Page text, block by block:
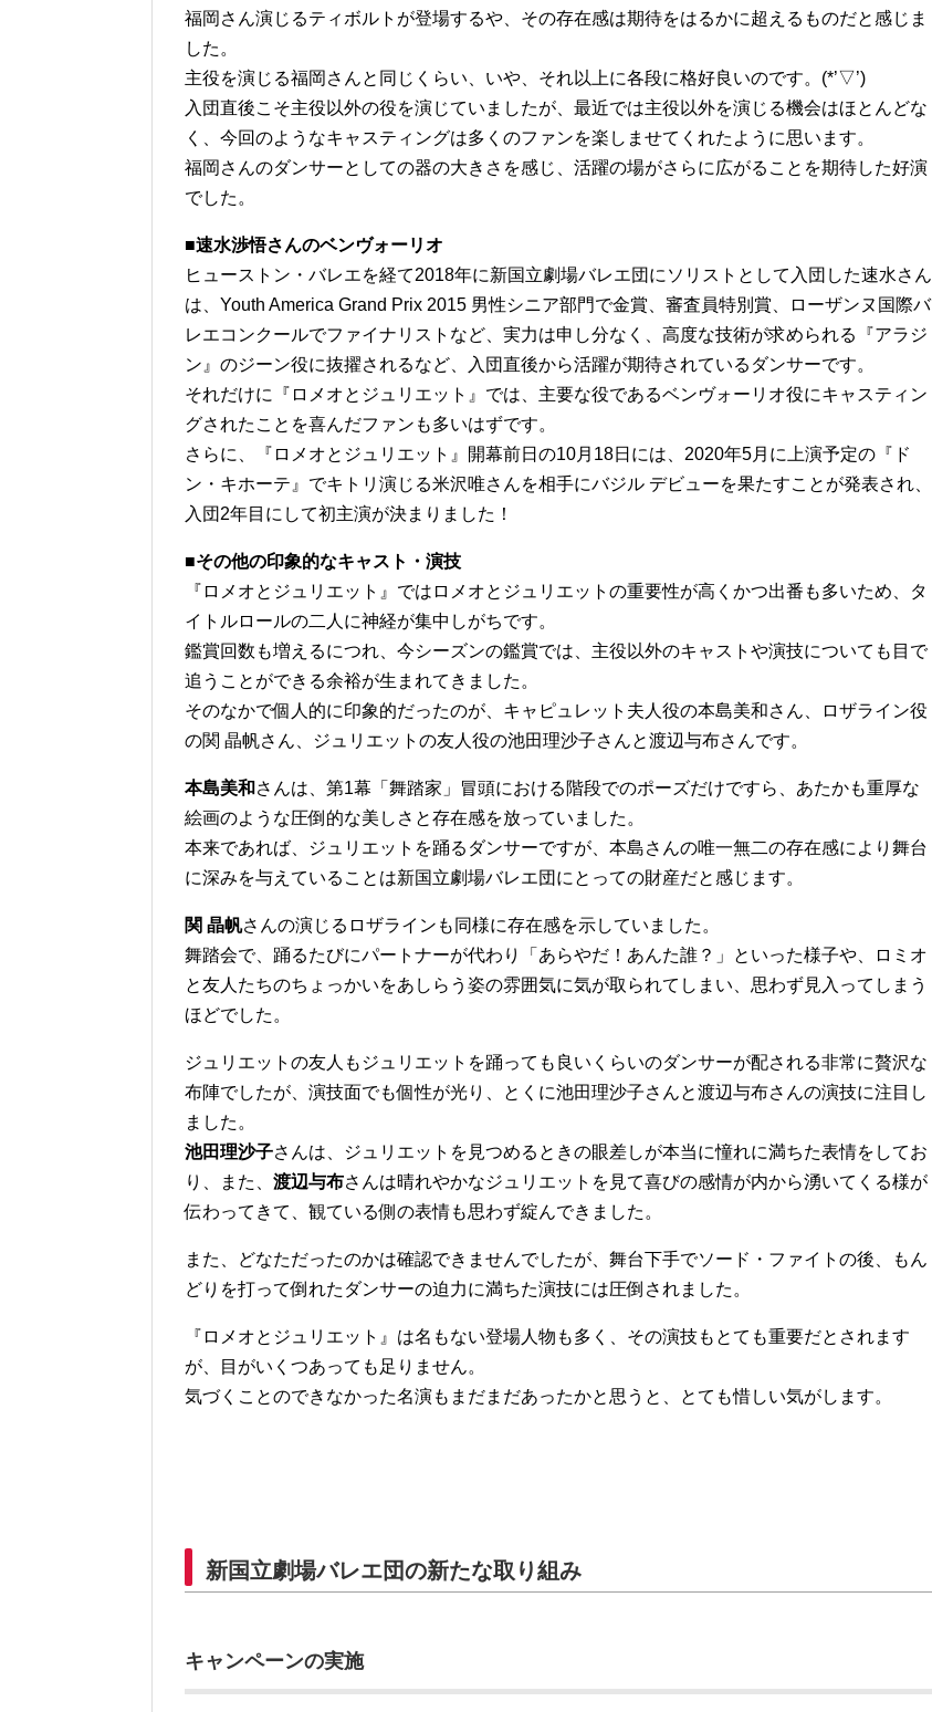
福岡さん演じるティボルトが登場するや、その存在感は期待をはるかに超えるものだと感じま
した。
主役を演じる福岡さんと同じくらい、いや、それ以上に各段に格好良いのです。(*’▽’)
入団直後こそ主役以外の役を演じていましたが、最近では主役以外を演じる機会はほとんどな
く、今回のようなキャスティングは多くのファンを楽しませてくれたように思います。
福岡さんのダンサーとしての器の大きさを感じ、活躍の場がさらに広がることを期待した好演
でした。
■速水渉悟さんのベンヴォーリオ
ヒューストン・バレエを経て2018年に新国立劇場バレエ団にソリストとして入団した速水さん
は、Youth America Grand Prix 2015 男性シニア部門で金賞、審査員特別賞、ローザンヌ国際バ
レエコンクールでファイナリストなど、実力は申し分なく、高度な技術が求められる『アラジ
ン』のジーン役に抜擢されるなど、入団直後から活躍が期待されているダンサーです。
それだけに『ロメオとジュリエット』では、主要な役であるベンヴォーリオ役にキャスティン
グされたことを喜んだファンも多いはずです。
さらに、『ロメオとジュリエット』開幕前日の10月18日には、2020年5月に上演予定の『ド
ン・キホーテ』でキトリ演じる米沢唯さんを相手にバジル デビューを果たすことが発表され、
入団2年目にして初主演が決まりました！
■その他の印象的なキャスト・演技
『ロメオとジュリエット』ではロメオとジュリエットの重要性が高くかつ出番も多いため、タ
イトルロールの二人に神経が集中しがちです。
鑑賞回数も増えるにつれ、今シーズンの鑑賞では、主役以外のキャストや演技についても目で
追うことができる余裕が生まれてきました。
そのなかで個人的に印象的だったのが、キャピュレット夫人役の本島美和さん、ロザライン役
の関 晶帆さん、ジュリエットの友人役の池田理沙子さんと渡辺与布さんです。
本島美和 さんは、第1幕「舞踏家」冒頭における階段でのポーズだけですら、あたかも重厚な
絵画のような圧倒的な美しさと存在感を放っていました。
本来であれば、ジュリエットを踊るダンサーですが、本島さんの唯一無二の存在感により舞台
に深みを与えていることは新国立劇場バレエ団にとっての財産だと感じます。
関 晶帆さんの演じるロザラインも同様に存在感を示していました。
舞踏会で、踊るたびにパートナーが代わり「あらやだ！あんた誰？」といった様子や、ロミオ
と友人たちのちょっかいをあしらう姿の雰囲気に気が取られてしまい、思わず見入ってしまう
ほどでした。
ジュリエットの友人もジュリエットを踊っても良いくらいのダンサーが配される非常に贅沢な
布陣でしたが、演技面でも個性が光り、とくに池田理沙子さんと渡辺与布さんの演技に注目し
ました。
池田理沙子さんは、ジュリエットを見つめるときの眼差しが本当に憧れに満ちた表情をしてお
り、また、 渡辺与布さんは晴れやかなジュリエットを見て喜びの感情が内から湧いてくる様が
伝わってきて、観ている側の表情も思わず綻んできました。
また、どなただったのかは確認できませんでしたが、舞台下手でソード・ファイトの後、もん
どりを打って倒れたダンサーの迫力に満ちた演技には圧倒されました。
『ロメオとジュリエット』は名もない登場人物も多く、その演技もとても重要だとされます
が、目がいくつあっても足りません。
気づくことのできなかった名演もまだまだあったかと思うと、とても惜しい気がします。
新国立劇場バレエ団の新たな取り組み
キャンペーンの実施